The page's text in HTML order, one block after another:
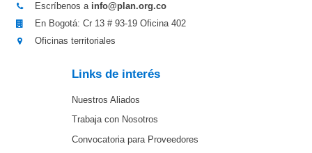
Escríbenos a info@plan.org.co
En Bogotá: Cr 13 # 93-19 Oficina 402
Oficinas territoriales
Links de interés
Nuestros Aliados
Trabaja con Nosotros
Convocatoria para Proveedores